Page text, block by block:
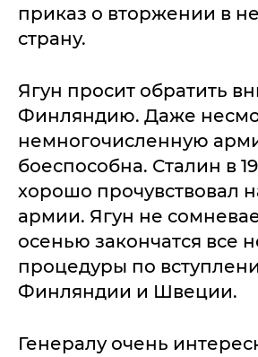
приказ о вторжении в
страну.
Ягун просит обратить
Финляндию. Даже
немногочисленную
боеспособна. Сталин в
хорошо прочувствовал
армии. Ягун не
осенью закончатся все
процедуры по
Финляндии и Швеции.
Генералу очень